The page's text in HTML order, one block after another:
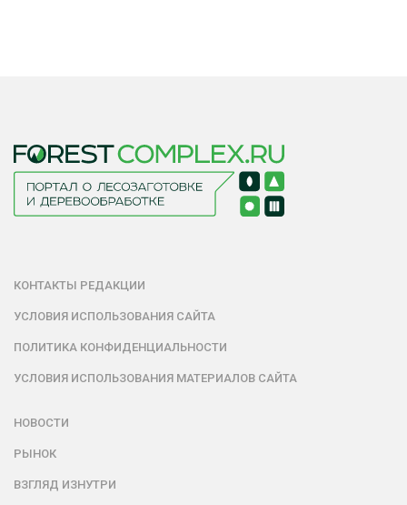
КОНТАКТЫ РЕДАКЦИИ
УСЛОВИЯ ИСПОЛЬЗОВАНИЯ САЙТА
ПОЛИТИКА КОНФИДЕНЦИАЛЬНОСТИ
УСЛОВИЯ ИСПОЛЬЗОВАНИЯ МАТЕРИАЛОВ САЙТА
НОВОСТИ
РЫНОК
ВЗГЛЯД ИЗНУТРИ